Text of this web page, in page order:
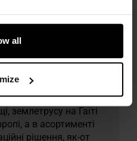
all
дає змогу швидко
всі аксесуари
в найскладніших
операціях, зокрема
землетрусу на Гаїті
а в асортименті
рішення, як-от